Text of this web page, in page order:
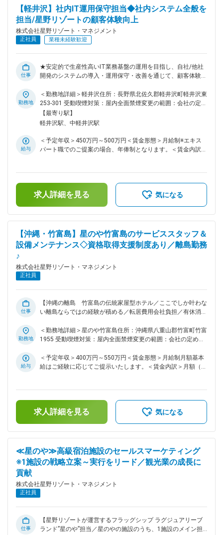
IT部門の未来のあるべき姿を共に創造する仲間を募集します。
■業務詳細： 星野リゾートのITシステムの安定稼働とサービス
向上を支える情報システム部門にて、kintoneなどのノーコー
ドツールを用いた業務改善、顧客体験の改善に特化した業務を
お任せします。 ＜業務の一例＞ ・kintoneなどのノーコードア
Competitive Hotel Management Company」 星野リゾートグル
ープは“ホテル運営の変革者”になるべく、これまでの常識にと
造していきたいと考えております。 「日本旅館メソッド」
「サービスチーム」「Gan-Hoな組織」をキーワードに顧客満
足度、経常利益、エコロジカルポイントについて具体的な数値
目標を掲げ、実現に向けて取り組んでいます。また「世界に通
し始めています。 変更の範囲：会社の定める業務
【軽井沢】社内IT運用保守担当◆社内システム全般を
担当/星野リゾートの顧客体験向上
株式会社星野リゾート・マネジメント
正社員 業種未経験歓迎
仕事
★安定的で生産性高いIT業務基盤の運用を目指し、自社/他社
開発のシステムの導入・運用保守・改善を通じて、顧客体験向
★世界に通用するホテル運営会社を目指し、全社的なデジタル
活用を推進する星野リゾートの情報システム部門で、共に未来
を創造しませんか？ 星野リゾートのITシステムの安定稼働と
サービス向上を支える情報システム部門にて、システム導入・
ゆる顧客体験や業務プロセスの前提となる現代で、星野リゾー
トは世界で通用するホテル運営会社を目指して、全社的なデジ
SaaSを問わず多様な業務システムの運用保守に加え、ノーコ
ード・ローコードツールを用いたシステム開発も担当いただき
ます。 ■業務詳細： ・アプリケーション、サーバー、データ
ベースなどのITインフラの運用保守 ・障害発生時の迅速な対
管理資料の作成・更新 ・SaaS選定、導入、運用設計 ・システ
ム開発部門と連携した自社開発アプリケーションの運用保守
・全国各地の宿泊施設やバック部門へのITシステム導入展開の
推進 ・ノーコード・ローコードツールを用いた業務アプリケ
「Global Competitive Hotel Management Company」 星野リ
ゾートグループは“ホテル運営の変革者”になるべく、これまで
の常識にとらわれない新たなリゾート運営の仕組みを築き独自
の価値を創造していきたいと考えております。 「日本旅館メ
ソッド」「サービスチーム」「Gan-Hoな組織」をキーワード
に顧客満足度、経常利益、エコロジカルポイントについて具体
「世界に通用するホテル運営会社」を目指し、海外での事業運
営にも挑戦し始めています。 変更の範囲：会社の定める業務
勤務地
＜勤務地詳細＞軽井沢住所：長野県北佐久郡軽井沢町軽井沢東
253‐301 受動喫煙対策：屋内全面禁煙変更の範囲：会社の定め
る事業所（リモートワーク含む）
【最寄り駅】
軽井沢駅、中軽井沢駅
給与
＜予定年収＞450万円～500万円＜賃金形態＞月給制※エキス
パート職でのご提案の場合、年俸制となります。＜賃金内訳＞
れます。※スキル、経験に応じて、エキスパート職（年俸)もし
くはプレイヤー職(月給)で給与をご提示します。賃金はあくま
でも目安の金額であり、選考を通じて上下する可能性がありま
求人詳細を見る 気になる
【沖縄・竹富島】星のや竹富島のサービススタッフ＆
設備メンテナンス◇資格取得支援制度あり／離島勤務
♪
株式会社星野リゾート・マネジメント
正社員
仕事
【沖縄の離島 竹富島の伝統家屋型ホテル／ここでしか叶わな
い離島ならではの経験が積める／転居費用会社負担／有休消化
★地元の方との接点も多く地域に根差したホテル運営を支える
お仕事／石垣島居住の従業員多数／身近にマリンスポーツを楽
小さな離島です。日本一の星空と称され、空にある全８８星座
のうち、８４の星座を観察することができます。 ■業務概要
内設備の日々確認とチェックシート記入 ・自動制御装置にて
監視している数値の確認とエラー対応 ・客室やパブリックエ
リア建物や設備の軽修繕や業者見積り依頼・発注・施工・完了
ー交換作業等） ＜建物や設備の軽修繕業務の具体例＞ ・錆や
砂の混入で動きづらくなった鍵・錠前のクリーニング・分解作
業 ・客室ドアの不具合の調整(高さ・部品交換) ・エアコンの
ドレン 詰まりの解消 ・客室備品(机など)の傷・欠け・ささく
工管理職の担当で、別担当者が担当します。 ※建築物・建築設
備・工作物への改造・改変の実作業は発生しません。 ■やりが
に貢献することが出来ます。 設備の開設等の各作業も自治会
と協業が必要なため、地元の方との距離がとても近いです。町
の祭事にも参加し、離島文化の理解を深めながら業務を進める
勤務地
＜勤務地詳細＞星のや竹富島住所：沖縄県八重山郡竹富町竹富
1955 受動喫煙対策：屋内全面禁煙変更の範囲：会社の定める
給与
＜予定年収＞400万円～550万円＜賃金形態＞月給制月額基本
給はご経験に応じてご提示いたします。＜賃金内訳＞月額（基
選考を通じて上下する可能性があります。月給(月額)は固定手
当を含めた表記です。
求人詳細を見る 気になる
≪星のや≫高級宿泊施設のセールスマーケティング
※1施設の戦略立案～実行をリード／観光業の成長に
貢献
株式会社星野リゾート・マネジメント
正社員
仕事
【星野リゾートが運営するフラッグシップ ラグジュアリーブ
ランド”星のや”担当／星のやの施設のうち、1施設のメイン担